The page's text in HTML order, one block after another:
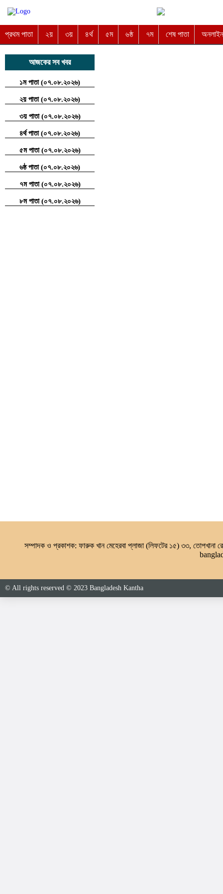
প্রথম পাতা ২য় ৩য় ৪র্থ ৫ম ৬ষ্ঠ ৭ম শেষ পাতা অনলাইন
আজকের সব খবর
১ম পাতা (০৭.০৮.২০২৬)
২য় পাতা (০৭.০৮.২০২৬)
৩য় পাতা (০৭.০৮.২০২৬)
৪র্থ পাতা (০৭.০৮.২০২৬)
৫ম পাতা (০৭.০৮.২০২৬)
৬ষ্ঠ পাতা (০৭.০৮.২০২৬)
৭ম পাতা (০৭.০৮.২০২৬)
৮ম পাতা (০৭.০৮.২০২৬)
সম্পাদক ও প্রকাশক: ফারুক খান মেহেরবা প্লাজা (লিফটের ১৫) ৩৩, তোপখানা
© All rights reserved © 2023 Bangladesh Kantha